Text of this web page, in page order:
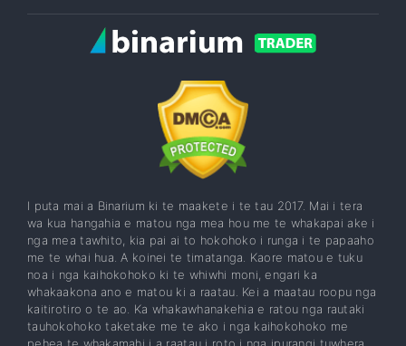
I puta mai a Binarium ki te maakete i te tau 2017. Mai i tera
wa kua hangahia e matou nga mea hou me te whakapai ake i
nga mea tawhito, kia pai ai to hokohoko i runga i te papaaho
me te whai hua. A koinei te timatanga. Kaore matou e tuku
noa i nga kaihokohoko ki te whiwhi moni, engari ka
whakaakona ano e matou ki a raatau. Kei a maatau roopu nga
kaitirotiro o te ao. Ka whakawhanakehia e ratou nga rautaki
tauhokohoko taketake me te ako i nga kaihokohoko me